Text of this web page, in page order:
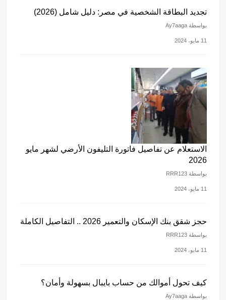
تجديد البطاقة الشخصية في مصر: دليل شامل (2026)
بواسطة Ay7aaga
11 مايو، 2024
الاستعلام عن تفاصيل فاتورة التليفون الأرضي لشهر مايو
2026
بواسطة RRR123
11 مايو، 2024
حجز شقق بنك الإسكان والتعمير 2026 .. التفاصيل الكاملة
بواسطة RRR123
11 مايو، 2024
كيف تحول أموالك من حساب بايبال بسهولة وأمان؟
بواسطة Ay7aaga